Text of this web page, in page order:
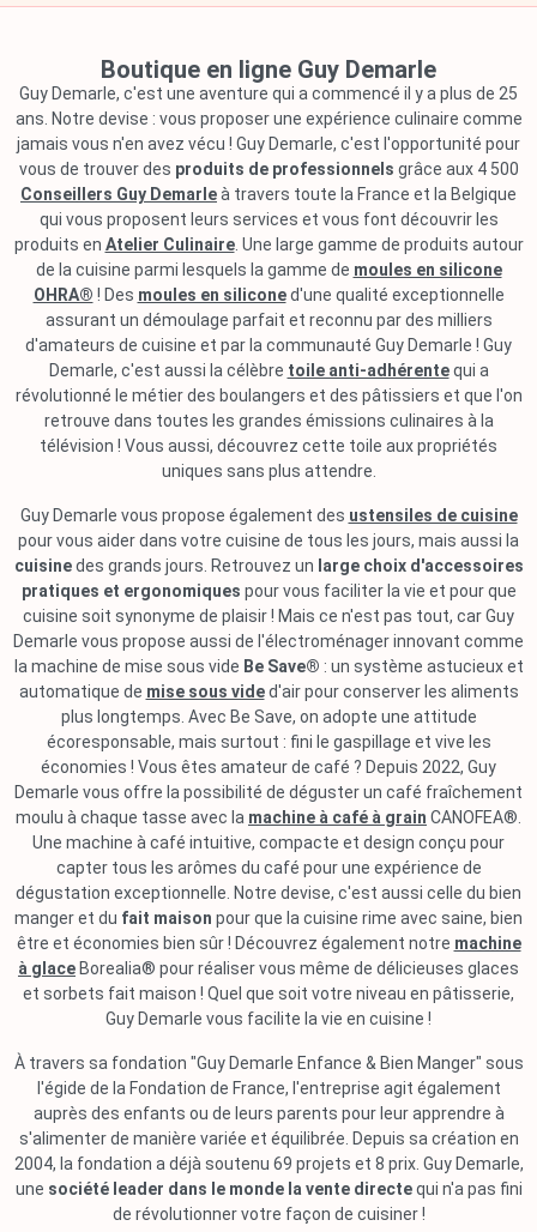
Boutique en ligne Guy Demarle
Guy Demarle, c'est une aventure qui a commencé il y a plus de 25
ans. Notre devise : vous proposer une expérience culinaire comme
jamais vous n'en avez vécu ! Guy Demarle, c'est l'opportunité pour
vous de trouver des produits de professionnels grâce aux 4 500
Conseillers Guy Demarleà travers toute la France et la Belgique
qui vous proposent leurs services et vous font découvrir les
produits en Atelier Culinaire. Une large gamme de produits autour
de la cuisine parmi lesquels la gamme de moules en silicone
OHRA® ! Des moules en siliconed'une qualité exceptionnelle
assurant un démoulage parfait et reconnu par des milliers
d'amateurs de cuisine et par la communauté Guy Demarle ! Guy
Demarle, c'est aussi la célèbre toile anti-adhérentequi a
révolutionné le métier des boulangers et des pâtissiers et que l'on
retrouve dans toutes les grandes émissions culinaires à la
télévision ! Vous aussi, découvrez cette toile aux propriétés
uniques sans plus attendre.
Guy Demarle vous propose également des ustensiles de cuisine
pour vous aider dans votre cuisine de tous les jours, mais aussi la
cuisinedes grands jours. Retrouvez un large choix d'accessoires
pratiques et ergonomiques pour vous faciliter la vie et pour que
cuisine soit synonyme de plaisir ! Mais ce n'est pas tout, car Guy
Demarle vous propose aussi de l'électroménager innovant comme
la machine de mise sous vide Be Save® : un système astucieux et
automatique de mise sous vided'air pour conserver les aliments
plus longtemps. Avec Be Save, on adopte une attitude
écoresponsable, mais surtout : fini le gaspillage et vive les
économies ! Vous êtes amateur de café ? Depuis 2022, Guy
Demarle vous offre la possibilité de déguster un café fraîchement
moulu à chaque tasse avec la machine à café à grain CANOFEA®.
Une machine à café intuitive, compacte et design conçu pour
capter tous les arômes du café pour une expérience de
dégustation exceptionnelle. Notre devise, c'est aussi celle du bien
manger et du fait maison pour que la cuisine rime avec saine, bien
être et économies bien sûr ! Découvrez également notre machine
à glace Borealia® pour réaliser vous même de délicieuses glaces
et sorbets fait maison ! Quel que soit votre niveau en pâtisserie,
Guy Demarle vous facilite la vie en cuisine !
À travers sa fondation "Guy Demarle Enfance & Bien Manger" sous
l'égide de la Fondation de France, l'entreprise agit également
auprès des enfants ou de leurs parents pour leur apprendre à
s'alimenter de manière variée et équilibrée. Depuis sa création en
2004, la fondation a déjà soutenu 69 projets et 8 prix. Guy Demarle,
une société leader dans le monde la vente directequi n'a pas fini
de révolutionner votre façon de cuisiner !